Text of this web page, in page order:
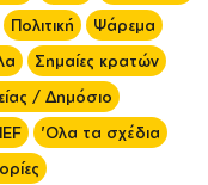
Πολιτική
Ψάρεμα
Σημαίες κρατών
/ Δημόσιο
'Ολα τα σχέδια